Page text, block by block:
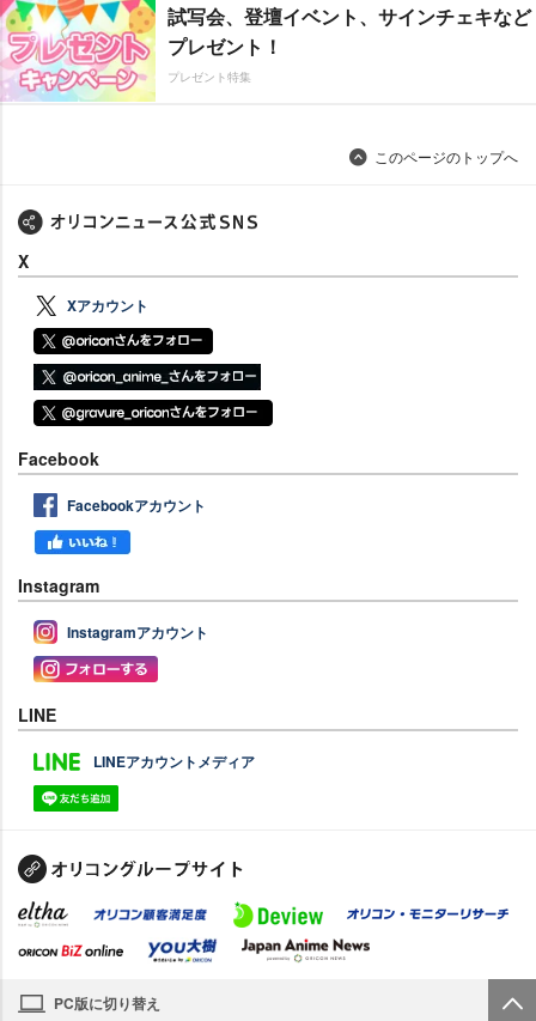
試写会、登壇イベント、サインチェキなど
プレゼント！
プレゼント特集
このページのトップへ
X
Xアカウント
Facebook
Facebookアカウント
Instagram
Instagramアカウント
LINE
LINEアカウントメディア
PC版に切り替え